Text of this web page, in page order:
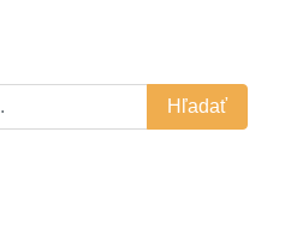
Hľadať